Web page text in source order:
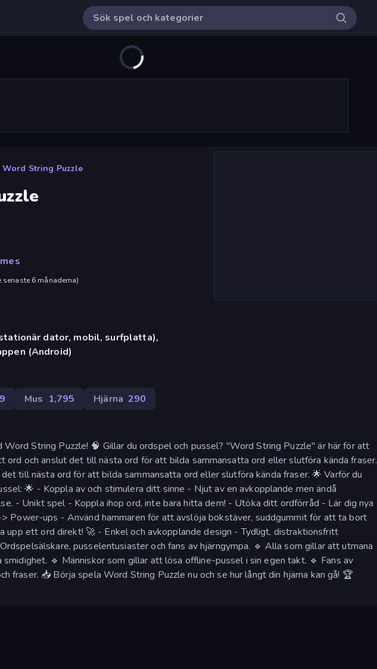
Word String Puzzle
6 månaderna)
dator, mobil, surfplatta),
(Android)
Mus 1,795 Hjärna 290
Word String Puzzle! 🧠 Gillar du ordspel och pussel? "Word String Puzzle" är här för att
ord och anslut det till nästa ord för att bilda sammansatta ord eller slutföra kända fraser.
till nästa ord för att bilda sammansatta ord eller slutföra kända fraser. 🌟 Varför du
🌟 - Koppla av och stimulera ditt sinne - Njut av en avkopplande men ändå
- Unikt spel - Koppla ihop ord, inte bara hitta dem! - Utöka ditt ordförråd - Lär dig nya
> Power-ups - Använd hammaren för att avslöja bokstäver, suddgummit för att ta bort
upp ett ord direkt! 🚀 - Enkel och avkopplande design - Tydligt, distraktionsfritt
pusselentusiaster och fans av hjärngympa. 🔹 Alla som gillar att utmana
🔹 Människor som gillar att lösa offline-pussel i sin egen takt. 🔹 Fans av
fraser. 📥 Börja spela Word String Puzzle nu och se hur långt din hjärna kan gå! 🏆